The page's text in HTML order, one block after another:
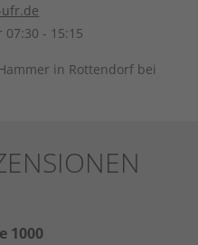
07:30 - 15:15
in Rottendorf bei
1000